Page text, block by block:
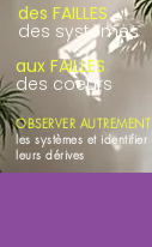
aux FAILLES
des coeurs
OBSERVER AUTREMENT
les systèmes et identifier
leurs dérives
des FAILLES
des systèmes